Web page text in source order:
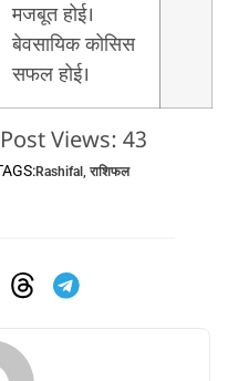
मजबूत होई।
बेवसायिक कोसिस
सफल होई।
Post Views: 43
Rashifal, राशिफल